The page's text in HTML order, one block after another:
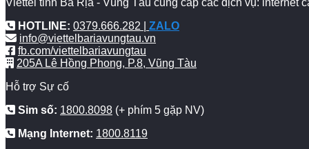
Viettel tỉnh Bà Rịa - Vũng Tàu cung cấp các dịch vụ: internet
HOTLINE: 0379.666.282 | ZALO
info@viettelbariavungtau.vn
fb.com/viettelbariavungtau
205A Lê Hồng Phong, P.8, Vũng Tàu
Hỗ trợ Sự cố
Sim số: 1800.8098 (+ phím 5 gặp NV)
Mạng Internet: 1800.8119